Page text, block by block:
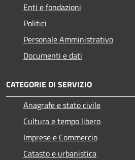
Enti e fondazioni
Politici
Personale Amministrativo
Documenti e dati
CATEGORIE DI SERVIZIO
Anagrafe e stato civile
Cultura e tempo libero
Imprese e Commercio
Catasto e urbanistica